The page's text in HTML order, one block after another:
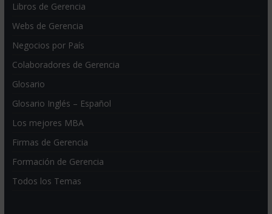
Libros de Gerencia
Webs de Gerencia
Negocios por País
Colaboradores de Gerencia
Glosario
Glosario Inglés – Español
Los mejores MBA
Firmas de Gerencia
Formación de Gerencia
Todos los Temas